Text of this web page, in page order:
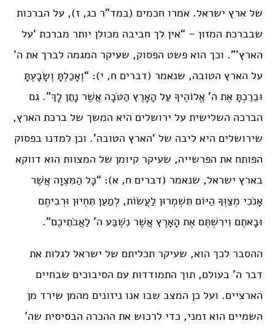
של ארץ ישראל. אמרו חכמים (במד”ר כג, ז), על הברכות
שבברכת המזון – “אין לך חביבה מכולן יותר מברכת ‘על
הארץ'”. וכך הוא פשט הפסוק, שעיקר המגמה לברך את ה’
על הארץ הטובה, שנאמר (דברים ח, י): “וְאָכַלְתָּ וְשָׂבָעְתָּ
וּבֵרַכְתָּ אֶת ה’ אֱלוֹהֶיךָ עַל הָאָרֶץ הַטֹּבָה אֲשֶׁר נָתַן לָךְ”. גם
הברכה השלישית על ירושלים היא המשך של ברכת הארץ,
שירושלים היא ליבה של ‘הארץ הטובה’. וכן למדנו בפסוק
הפותח את הפרשייה, שעיקר קיומן של המצוות הוא דווקא
בארץ ישראל, שנאמר (דברים ח, א): “כָּל הַמִּצְוָה אֲשֶׁר
אָנֹכִי מְצַוְּךָ הַיּוֹם תִּשְׁמְרוּן לַעֲשׂוֹת, לְמַעַן תִּחְיוּן וּרְבִיתֶם
וּבָאתֶם וִירִשְׁתֶּם אֶת הָאָרֶץ אֲשֶׁר נִשְׁבַּע ה’ לַאֲבֹתֵיכֶם”.
ההסבר לכך הוא, שעיקר תכליתם של ישראל לגלות את
דבר ה’ בעולם, תוך התמודדות עם הסיבוכים שבחיים
הארציים. ועל כן המצב שבו אנו ניזונים מהמן שירד מן
השמיים הוא זמני, כדי לרכוש את ההכרה הבסיסית שה’